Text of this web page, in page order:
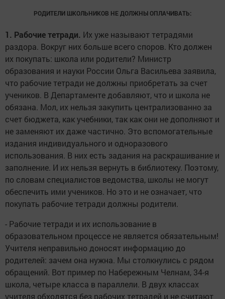
РОДИТЕЛИ ШКОЛЬНИКОВ НЕ ДОЛЖНЫ ОПЛАЧИВАТЬ:
1. Рабочие тетради. Их уже называют тетрадями
раздора. Вокруг них больше всего споров. Кто должен
их покупать: школа или родители? Министр
образования и науки России Ольга Васильева заявила,
что рабочие тетради не должны приобретать за счет
учеников. В Департаменте добавляют, что и школа не
обязана. Мол, их нельзя закупить централизованно за
счет бюджета, как учебники, так как они не дополняют и
не заменяют их даже частично. Это вспомогательные
издания индивидуального и одноразового
использования. В них есть задания на раскрашивание и
заполнение. И их нельзя вернуть в библиотеку. Поэтому,
по словам специалистов ведомства, школы не могут
обеспечить ими учеников. Но это и не означает, что
покупать рабочие тетради должны родители.
- Рабочие тетради и их использование в
образовательном процессе не является обязательным!
Учителя неправильно доносят информацию до
родителей: зачем она нужна. Мы столкнулись с рядом
обращений. Вот пример по Набережным Челнам, 34-я
школа, четыре класса в параллели. В двух классах
учителя обходятся без рабочих тетрадей и не считают